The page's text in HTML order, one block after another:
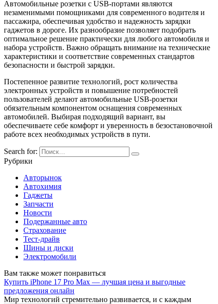
Автомобильные розетки с USB-портами являются
незаменимыми помощниками для современного водителя и
пассажира, обеспечивая удобство и надежность зарядки
гаджетов в дороге. Их разнообразие позволяет подобрать
оптимальное решение практически для любого автомобиля и
набора устройств. Важно обращать внимание на технические
характеристики и соответствие современных стандартов
безопасности и быстрой зарядки.
Постепенное развитие технологий, рост количества
электронных устройств и повышение потребностей
пользователей делают автомобильные USB-розетки
обязательным компонентом оснащения современных
автомобилей. Выбирая подходящий вариант, вы
обеспечиваете себе комфорт и уверенность в безостановочной
работе всех необходимых устройств в пути.
Search for:
Рубрики
Авторынок
Автохимия
Гаджеты
Запчасти
Новости
Подержанные авто
Страхование
Тест-драйв
Шины и диски
Электромобили
Вам также может понравиться
Купить iPhone 17 Pro Max — лучшая цена и выгодные
предложения онлайн
Мир технологий стремительно развивается, и с каждым